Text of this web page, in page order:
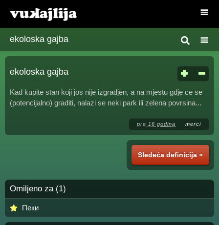
ekoloska gajba
ekoloska gajba
Kad kupite stan koji jos nije izgradjen, a na mjestu gdje ce se
(potencijalno) graditi, nalazi se neki park ili zelena povrsina...
pre 16 godina merci
Sledeća definicija »
Omiljeno za (1)
Пеки